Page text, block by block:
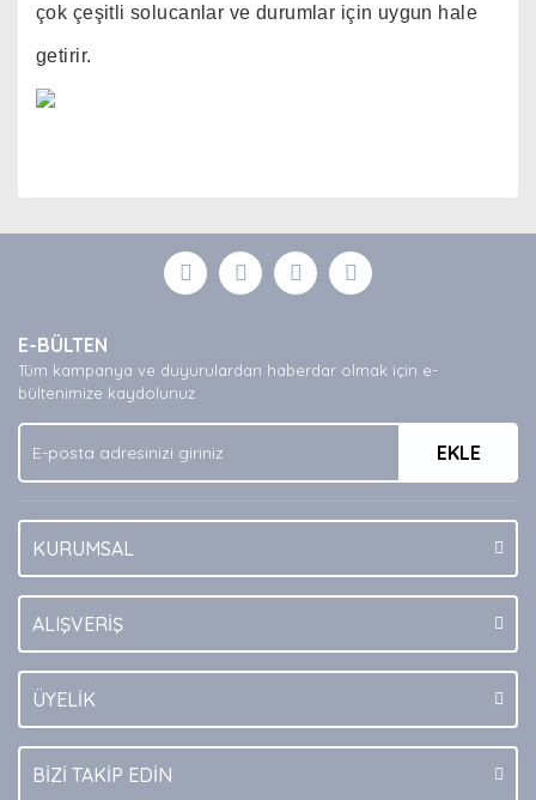
çok çeşitli solucanlar ve durumlar için uygun hale
getirir.
Yorum Yaz
formunu kullanarak tarafımıza iletebilirsiniz.
Görüş ve önerileriniz için teşekkür ederiz.
Ürün açıklamasında eksik bilgiler bulunuyor.
Ürün bilgilerinde hatalar bulunuyor.
Bu ürüne benzer farklı alternatifler olmalı.
E-BÜLTEN
Tüm kampanya ve duyurulardan haberdar olmak için e-
bültenimize kaydolunuz.
EKLE
KURUMSAL
ALIŞVERİŞ
ÜYELİK
BİZİ TAKİP EDİN